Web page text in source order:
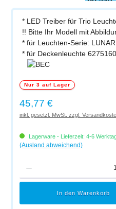
* LED Treiber für Trio
!! Bitte Ihr Modell mit
* für Leuchten-Serie: LUNAR
* für Deckenleuchte
Nur 3 auf Lager
Regulärer Preis:
45,77 €
inkl. gesetzl. MwSt. zzgl.
Lagerware - Lieferzeit: 4-6
(Ausland abweichend)
In den Warenkorb